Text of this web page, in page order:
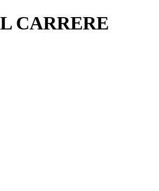
CARRERE